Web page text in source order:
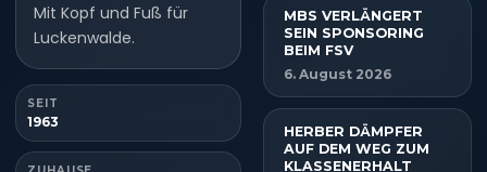
Mit Kopf und Fuß für
Luckenwalde.
SEIT
1963
MBS VERLÄNGERT
SEIN SPONSORING
BEIM FSV
6. August 2026
HERBER DÄMPFER
AUF DEM WEG ZUM
KLASSENERHALT